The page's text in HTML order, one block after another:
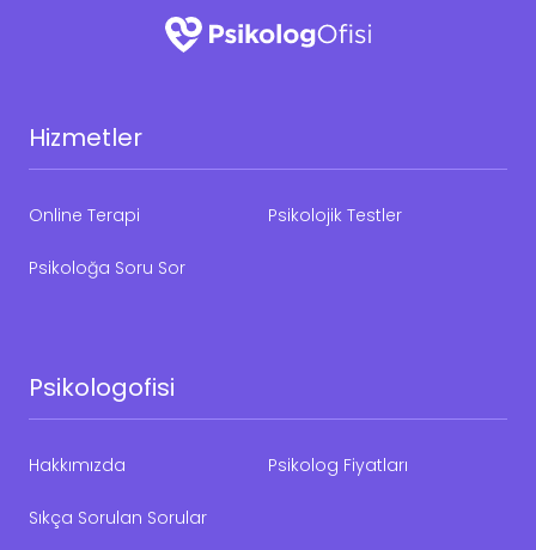
Hizmetler
Online Terapi Psikolojik Testler
Psikoloğa Soru Sor
Psikologofisi
Hakkımızda Psikolog Fiyatları
Sıkça Sorulan Sorular